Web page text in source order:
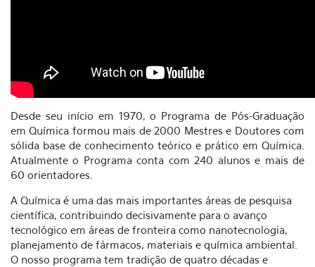
Desde seu início em 1970, o Programa de Pós-Graduação
em Química formou mais de 2000 Mestres e Doutores com
sólida base de conhecimento teórico e prático em Química.
Atualmente o Programa conta com 240 alunos e mais de
60 orientadores.
A Química é uma das mais importantes áreas de pesquisa
científica, contribuindo decisivamente para o avanço
tecnológico em áreas de fronteira como nanotecnologia,
planejamento de fármacos, materiais e química ambiental.
O nosso programa tem tradição de quatro décadas e